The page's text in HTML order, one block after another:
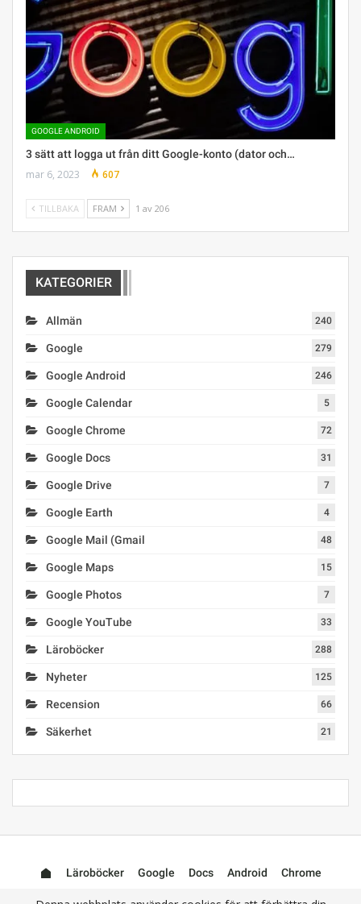
GOOGLE ANDROID
3 sätt att logga ut från ditt Google-konto (dator och…
mar 6, 2023 607
TILLBAKA FRAM 1 av 206
KATEGORIER
Allmän 240
Google 279
Google Android 246
Google Calendar 5
Google Chrome 72
Google Docs 31
Google Drive 7
Google Earth 4
Google Mail (Gmail 48
Google Maps 15
Google Photos 7
Google YouTube 33
Läroböcker 288
Nyheter 125
Recension 66
Säkerhet 21
Läroböcker Google Docs Android
Chrome